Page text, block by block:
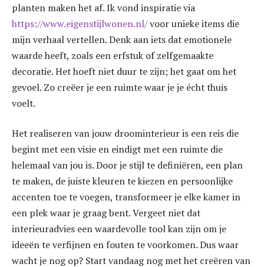
planten maken het af. Ik vond inspiratie via
https://www.eigenstijlwonen.nl/voor unieke items die
mijn verhaal vertellen. Denk aan iets dat emotionele
waarde heeft, zoals een erfstuk of zelfgemaakte
decoratie. Het hoeft niet duur te zijn; het gaat om het
gevoel. Zo creëer je een ruimte waar je je écht thuis
voelt.
Het realiseren van jouw droominterieur is een reis die
begint met een visie en eindigt met een ruimte die
helemaal van jou is. Door je stijl te definiëren, een plan
te maken, de juiste kleuren te kiezen en persoonlijke
accenten toe te voegen, transformeer je elke kamer in
een plek waar je graag bent. Vergeet niet dat
interieuradvies een waardevolle tool kan zijn om je
ideeën te verfijnen en fouten te voorkomen. Dus waar
wacht je nog op? Start vandaag nog met het creëren van